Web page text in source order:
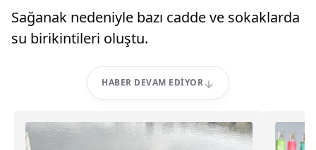
Sağanak nedeniyle bazı cadde ve sokaklarda
su birikintileri oluştu.
HABER DEVAM EDIYOR